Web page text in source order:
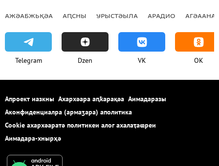
АЖӘАБЖЬҚӘА АԤСНЫ УРЫСТӘЫЛА АРАДИО
Telegram Dzen VK OK
Апроект иазкны Ахархәара аԥҟарақәа Аимадаразы
Аконфиденциалра (армаӡара) аполитика
Cookie ахархәаратә политикеи алог ахалаҭаҩреи
Аимадара-хнырҳә